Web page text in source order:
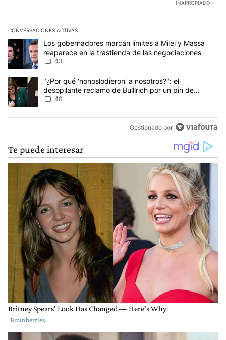
INAPROPIADO
CONVERSACIONES ACTIVAS
Este listado muestra los artículos con más comentarios en los
Un artículo de tendencia con el título "Los gobernadores
Los gobernadores marcan límites a Milei y Massa
reaparece en la trastienda de las negociaciones
43
Un artículo de tendencia con el título ""¿Por qué 'nonoslodieron'
"¿Por qué 'nonoslodieron' a nosotros?": el
desopilante reclamo de Bulllrich por un pin de
Malvinas
40
Gestionado por